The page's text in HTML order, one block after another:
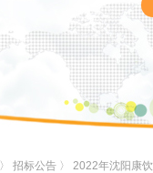
〉 招标公告 〉 2022年沈阳康